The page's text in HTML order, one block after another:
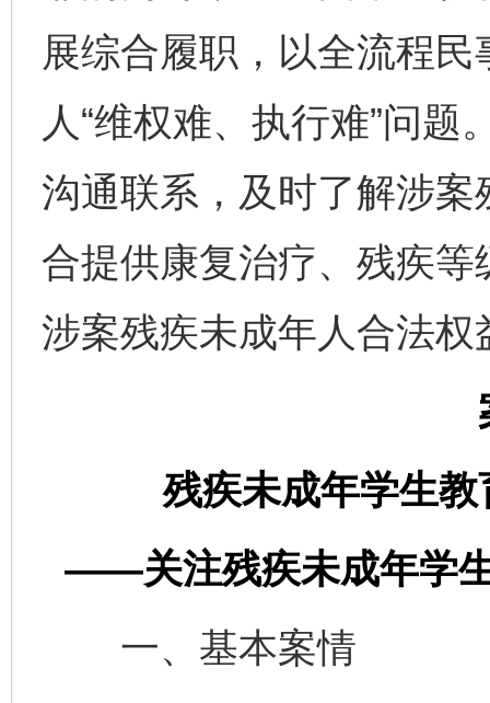
展综合履职，以全流程
人“维权难、执行难”问
沟通联系，及时了解涉
合提供康复治疗、残疾
涉案残疾未成年人合法权
残疾未成年学生
——关注残疾未成年学
一、基本案情